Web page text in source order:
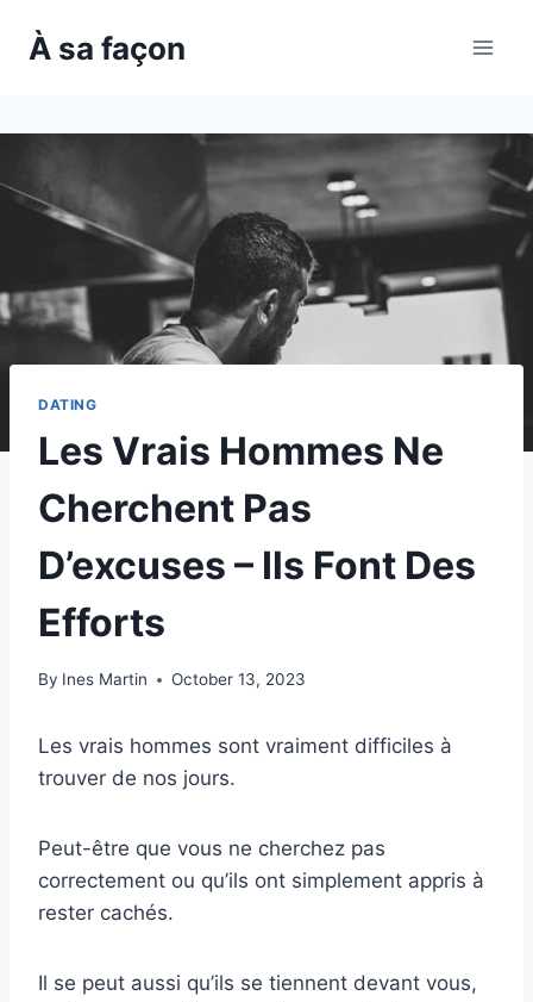
À sa façon
DATING
Les Vrais Hommes Ne
Cherchent Pas
D’excuses – Ils Font Des
Efforts
By Ines Martin October 13, 2023
Les vrais hommes sont vraiment difficiles à
trouver de nos jours.
Peut-être que vous ne cherchez pas
correctement ou qu’ils ont simplement appris à
rester cachés.
Il se peut aussi qu’ils se tiennent devant vous,